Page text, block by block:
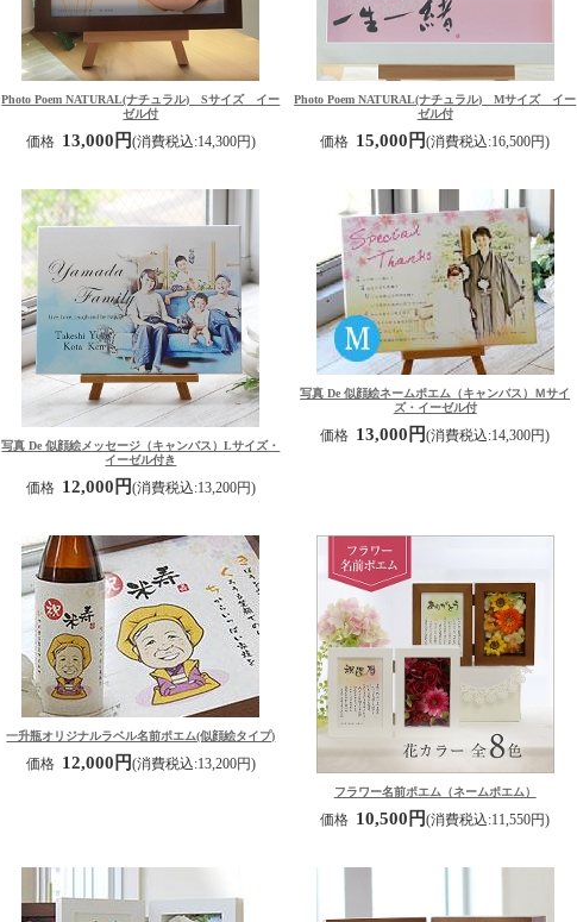
Photo Poem NATURAL(ナチュラル) Sサイズ イー
ゼル付
価格 13,000円(消費税込:14,300円)
Photo Poem NATURAL(ナチュラル) Mサイズ イー
ゼル付
価格 15,000円(消費税込:16,500円)
写真 De 似顔絵メッセージ（キャンバス）Lサイズ・
イーゼル付き
価格 12,000円(消費税込:13,200円)
写真 De 似顔絵ネームポエム（キャンバス）Ｍサイ
ズ・イーゼル付
価格 13,000円(消費税込:14,300円)
一升瓶オリジナルラベル名前ポエム(似顔絵タイプ)
価格 12,000円(消費税込:13,200円)
フラワー名前ポエム（ネームポエム）
価格 10,500円(消費税込:11,550円)